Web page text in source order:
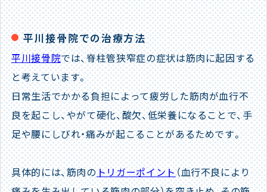
平川接骨院での治療方法
平川接骨院では、脊柱管狭窄症の症状は筋肉に起因する
と考えています。
日常生活でかかる負担によって疲労した筋肉が血行不
良を起こし、やがて硬化、酸欠、低栄養になることで、手
足や腰にしびれ・痛みが起こることがあるためです。
具体的には、筋肉のトリガーポイント（血行不良により